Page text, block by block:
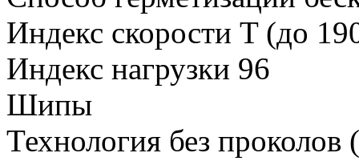
Индекс скорости T (до
Индекс нагрузки 96
Шипы
Технология без